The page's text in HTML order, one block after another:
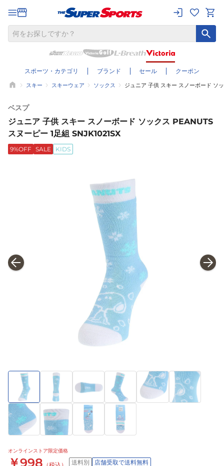
スポーツ・カテゴリ ブランド セール クーポン
スキー スキーウェア ソックス ジュニア 子供 スキー スノーボード ソ
ベスプ
ジュニア 子供 スキー スノーボード ソックス PEANUTS
スヌーピー 1足組 SNJK1021SX
9%OFF SALE KIDS
オンラインストア限定価格
￥998 送料別 店舗受取で送料無料